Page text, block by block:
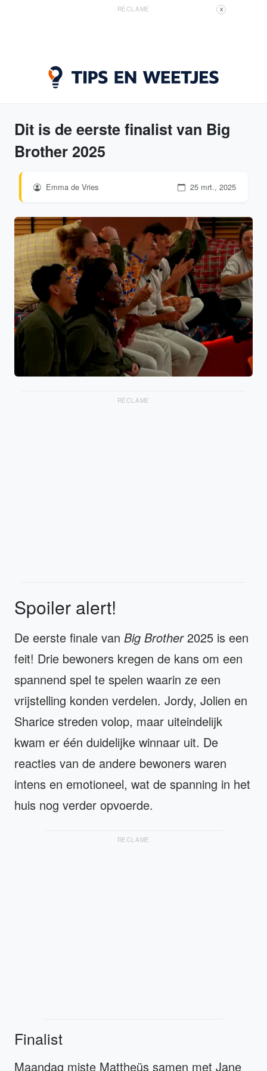
RECLAME X
Dit is de eerste finalist van Big
Brother 2025
Emma de Vries 25 mrt., 2025
RECLAME
Spoiler alert!
De eerste finale van Big Brother2025 is een
feit! Drie bewoners kregen de kans om een
spannend spel te spelen waarin ze een
vrijstelling konden verdelen. Jordy, Jolien en
Sharice streden volop, maar uiteindelijk
kwam er één duidelijke winnaar uit. De
reacties van de andere bewoners waren
intens en emotioneel, wat de spanning in het
huis nog verder opvoerde.
RECLAME
Finalist
Maandag miste Mattheüs samen met Jane